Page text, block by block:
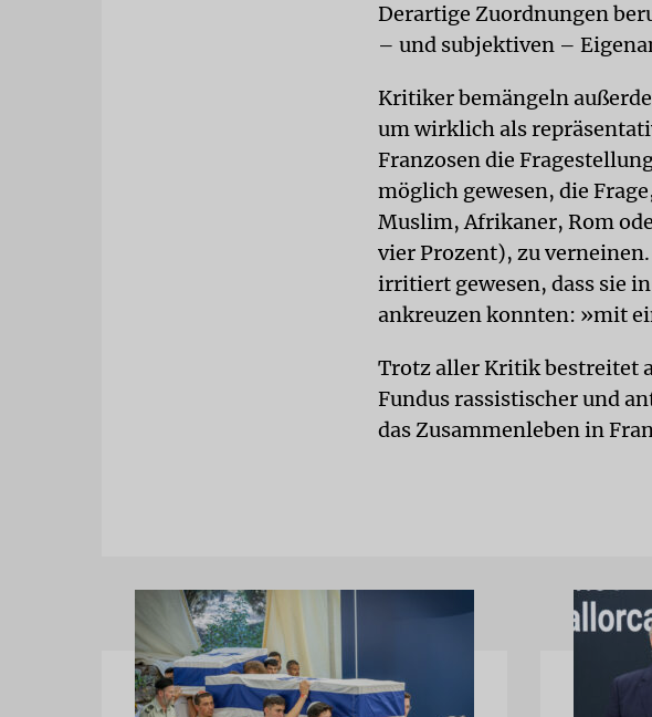
Derartige Zuordnungen
– und subjektiven –
Kritiker bemängeln
um wirklich als
Franzosen die
möglich gewesen, die
Muslim, Afrikaner, Rom
vier Prozent), zu
irritiert gewesen, dass sie
ankreuzen konnten: »mit
Trotz aller Kritik bestreitet
Fundus rassistischer und
das Zusammenleben in